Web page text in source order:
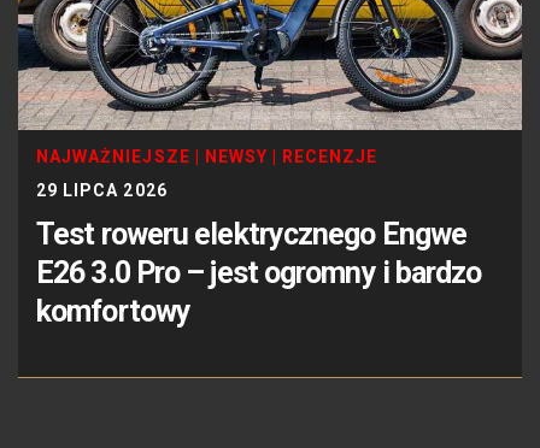
NAJWAŻNIEJSZE NEWSY
RECENZJE
29 LIPCA 2026
Test roweru elektrycznego Engwe
E26 3.0 Pro – jest ogromny i bardzo
komfortowy